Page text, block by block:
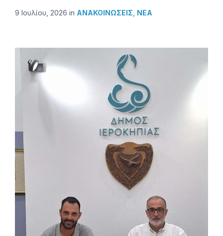
9 Ιουλίου, 2026 in ΑΝΑΚΟΙΝΏΣΕΙΣ ΝΕΑ